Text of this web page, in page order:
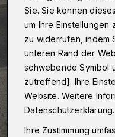
Sie. Sie können
um Ihre Einstellungen
zu widerrufen, indem
unteren Rand der
schwebende Symbol
zutreffend]. Ihre
Website. Weitere
Datenschutzerklärung.
Ihre Zustimmung